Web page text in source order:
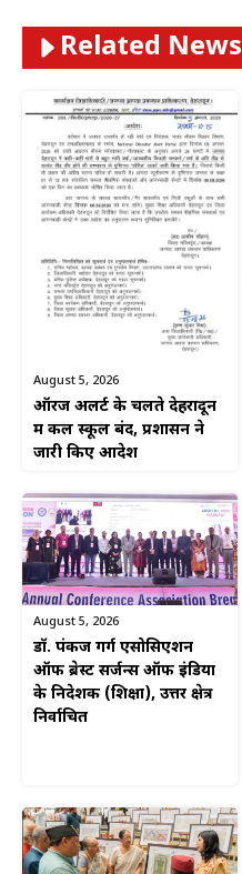
Related News
August 5, 2026
ऑरेंज अलर्ट के चलते देहरादून
में कल स्कूल बंद, प्रशासन ने
जारी किए आदेश
August 5, 2026
डॉ. पंकज गर्ग एसोसिएशन
ऑफ ब्रेस्ट सर्जन्स ऑफ इंडिया
के निदेशक (शिक्षा), उत्तर क्षेत्र
निर्वाचित